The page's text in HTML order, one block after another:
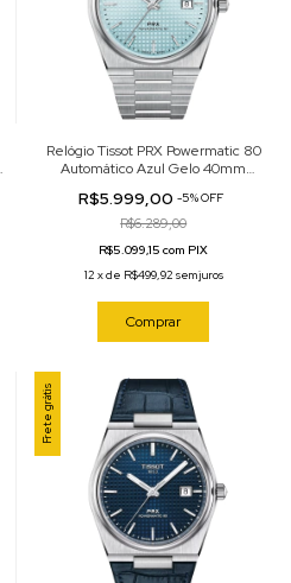
Relógio Tissot PRX Powermatic 80
Automático Azul Gelo 40mm
R$5.999,00-5%OFF
R$6.289,00
R$5.099,15 com PIX
12 xde R$499,92 sem juros
Comprar
Frete grátis